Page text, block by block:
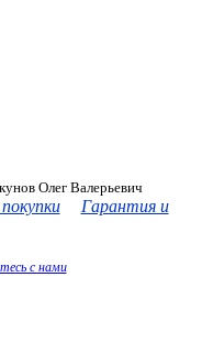
Олег Валерьевич
Гарантия и
с нами